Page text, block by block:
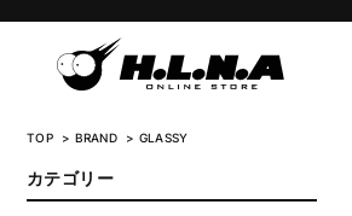
TOP BRAND GLASSY
カテゴリー